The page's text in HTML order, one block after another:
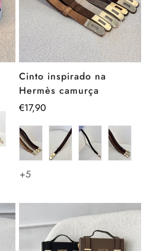
Cinto inspirado na
Hermès camurça
Preço
€17,90
+5